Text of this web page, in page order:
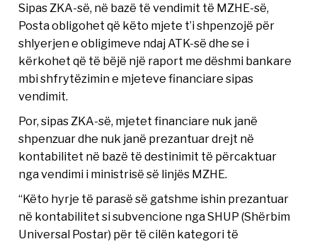
Sipas ZKA-së, në bazë të vendimit të MZHE-së,
Posta obligohet që këto mjete t’i shpenzojë për
shlyerjen e obligimeve ndaj ATK-së dhe se i
kërkohet që të bëjë një raport me dëshmi bankare
mbi shfrytëzimin e mjeteve financiare sipas
vendimit.
Por, sipas ZKA-së, mjetet financiare nuk janë
shpenzuar dhe nuk janë prezantuar drejt në
kontabilitet në bazë të destinimit të përcaktuar
nga vendimi i ministrisë së linjës MZHE.
“Këto hyrje të parasë së gatshme ishin prezantuar
në kontabilitet si subvencione nga SHUP (Shërbim
Universal Postar) për të cilën kategori të